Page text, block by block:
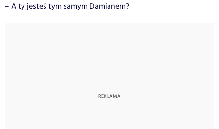
– A ty jesteś tym samym Damianem?